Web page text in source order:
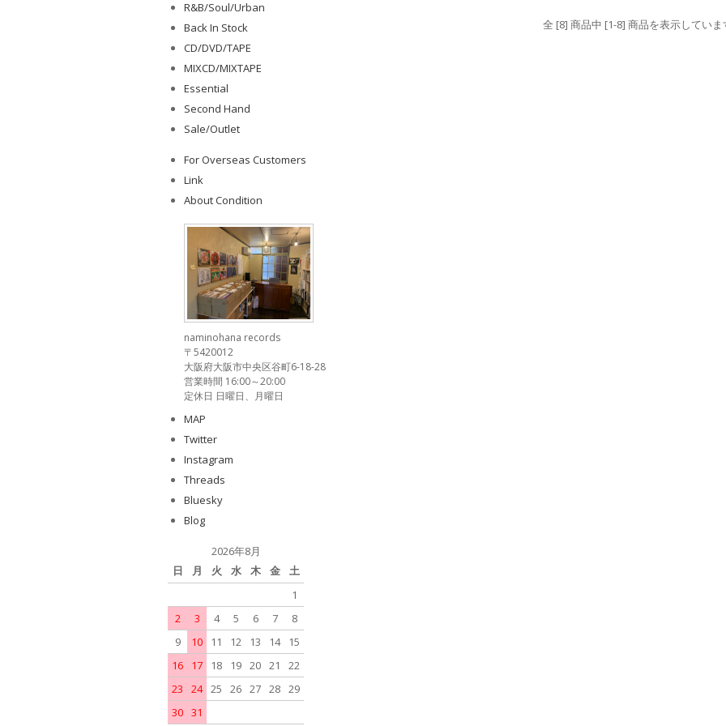
全 [8] 商品中 [1-8] 商品を表示していま
R&B/Soul/Urban
Back In Stock
CD/DVD/TAPE
MIXCD/MIXTAPE
Essential
Second Hand
Sale/Outlet
For Overseas Customers
Link
About Condition
naminohana records
〒5420012
大阪府大阪市中央区谷町6-18-28
営業時間 16:00～20:00
定休日 日曜日、月曜日
MAP
Twitter
Instagram
Threads
Bluesky
Blog
2026年8月
日
月 火 水 木 金
土
1
2
3 4 5 6 7
8
9
10 11 12 13 14
15
16
17 18 19 20 21
22
23
24 25 26 27 28 29
30 31